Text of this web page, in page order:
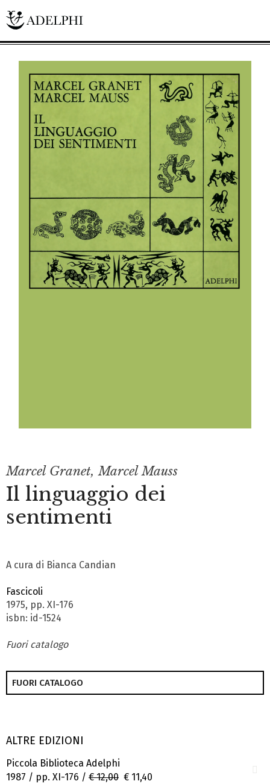
Marcel Granet,Marcel Mauss
Il linguaggio dei
sentimenti
A cura di Bianca Candian
Fascicoli
1975, pp. XI-176
isbn: id-1524
Fuori catalogo
FUORI CATALOGO
ALTRE EDIZIONI
Piccola Biblioteca Adelphi
1987 / pp. XI-176 / € 12,00 € 11,40